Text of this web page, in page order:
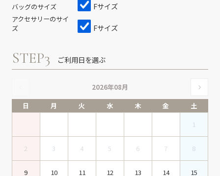
バッグのサイズ Fサイズ
アクセサリーのサイ
ズ
Fサイズ
STEP3 ご利用日を選ぶ
2026年08月
日
月 火 水 木 金
土
1
2 3 4 5 6 7 8
9 10 11 12 13 14 15